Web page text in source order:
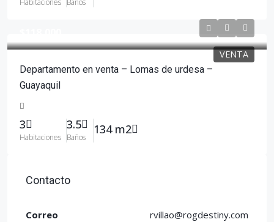
Habitaciones Baños
VENTA
Departamento en venta – Lomas de urdesa –
Guayaquil
3
Habitaciones
3.5
Baños
134 m2
Contacto
Correo rvillao@rogdestiny.com